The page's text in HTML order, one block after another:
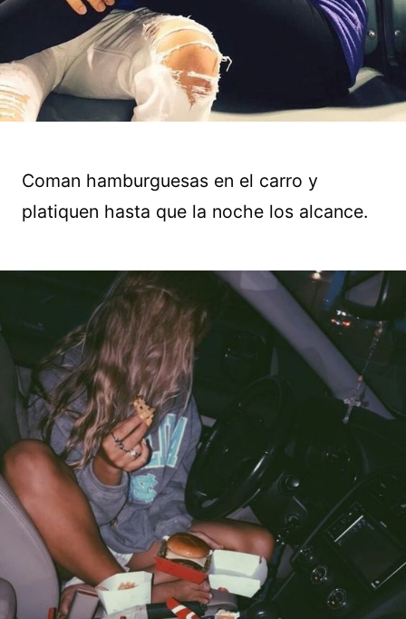
Coman hamburguesas en el carro y
platiquen hasta que la noche los alcance.